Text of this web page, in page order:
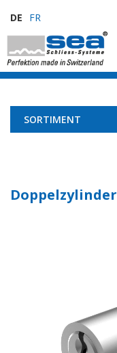
DE FR
SORTIMENT
Doppelzylinder